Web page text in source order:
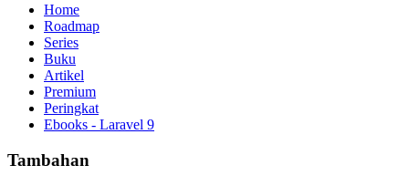
Home
Roadmap
Series
Buku
Artikel
Premium
Peringkat
Ebooks - Laravel 9
Tambahan